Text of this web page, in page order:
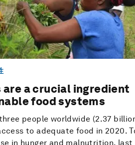
are a crucial ingredient
food systems
people worldwide (2.37
to adequate food in 2020.
in hunger and malnutrition, last